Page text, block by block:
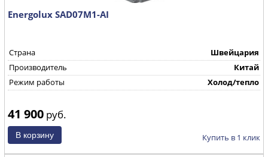
Energolux SAD07M1-AI
Страна
Швейцария
Производитель
Китай
Режим работы
Холод/тепло
41 900 руб.
Купить в 1 клик